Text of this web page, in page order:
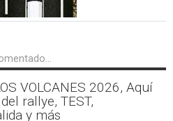
VOLCANES 2026, Aquí
rallye, TEST,
y más